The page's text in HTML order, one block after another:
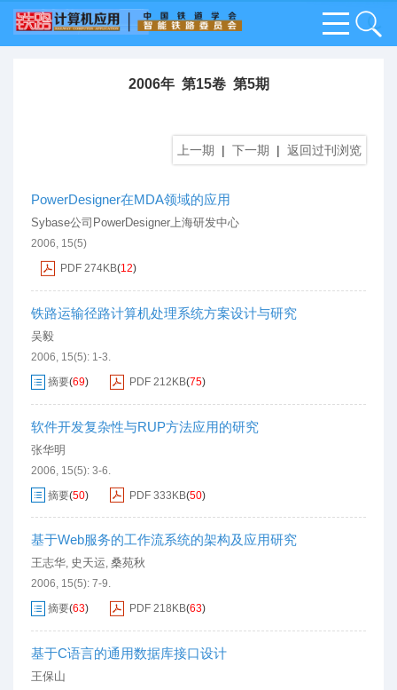
2006年 第15卷 第5期
上一期 | 下一期 | 返回过刊浏览
PowerDesigner在MDA领域的应用
Sybase公司PowerDesigner上海研发中心
2006, 15(5)
PDF 274KB(12)
铁路运输径路计算机处理系统方案设计与研究
吴毅
2006, 15(5): 1-3.
摘要(69) PDF 212KB(75)
软件开发复杂性与RUP方法应用的研究
张华明
2006, 15(5): 3-6.
摘要(50) PDF 333KB(50)
基于Web服务的工作流系统的架构及应用研究
王志华, 史天运, 桑苑秋
2006, 15(5): 7-9.
摘要(63) PDF 218KB(63)
基于C语言的通用数据库接口设计
王保山